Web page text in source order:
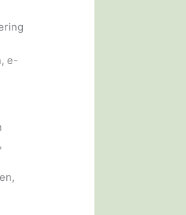
e-